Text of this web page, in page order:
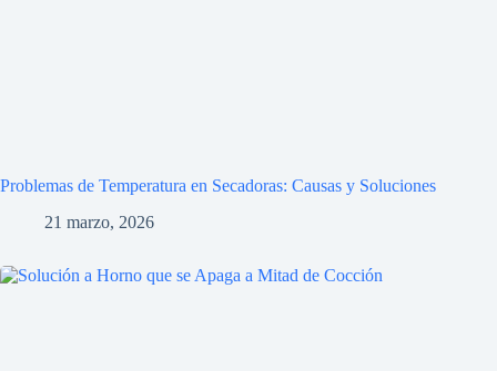
Problemas de Temperatura en Secadoras: Causas y Soluciones
21 marzo, 2026